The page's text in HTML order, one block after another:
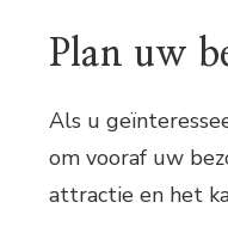
Plan uw
Als u
om vooraf uw
attractie en het